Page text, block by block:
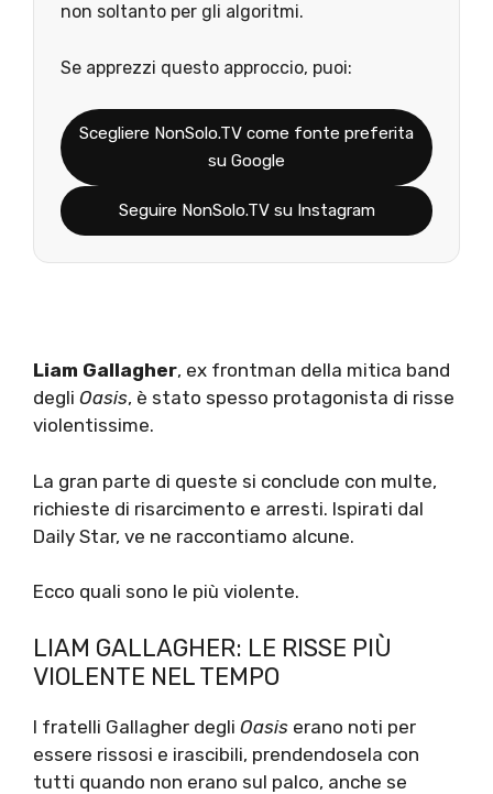
non soltanto per gli algoritmi.
Se apprezzi questo approccio, puoi:
Scegliere NonSolo.TV come fonte preferita
su Google
Seguire NonSolo.TV su Instagram
Liam Gallagher, ex frontman della mitica band
degli Oasis, è stato spesso protagonista di risse
violentissime.
La gran parte di queste si conclude con multe,
richieste di risarcimento e arresti. Ispirati dal
Daily Star, ve ne raccontiamo alcune.
Ecco quali sono le più violente.
LIAM GALLAGHER: LE RISSE PIÙ
VIOLENTE NEL TEMPO
I fratelli Gallagher degli Oasis erano noti per
essere rissosi e irascibili, prendendosela con
tutti quando non erano sul palco, anche se